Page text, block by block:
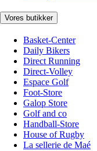
Vores butikker
Basket-Center
Daily Bikers
Direct Running
Direct-Volley
Espace Golf
Foot-Store
Galop Store
Golf and co
Handball-Store
House of Rugby
La sellerie de Maé